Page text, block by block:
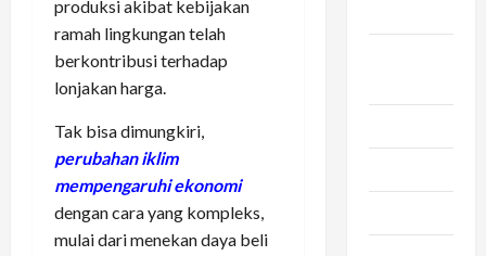
produksi akibat kebijakan
ramah lingkungan telah
berkontribusi terhadap
lonjakan harga.
Tak bisa dimungkiri,
perubahan iklim
mempengaruhi ekonomi
dengan cara yang kompleks,
mulai dari menekan daya beli